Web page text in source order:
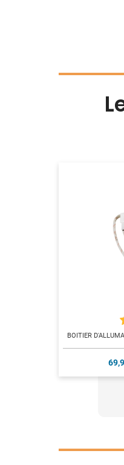
BOITIER